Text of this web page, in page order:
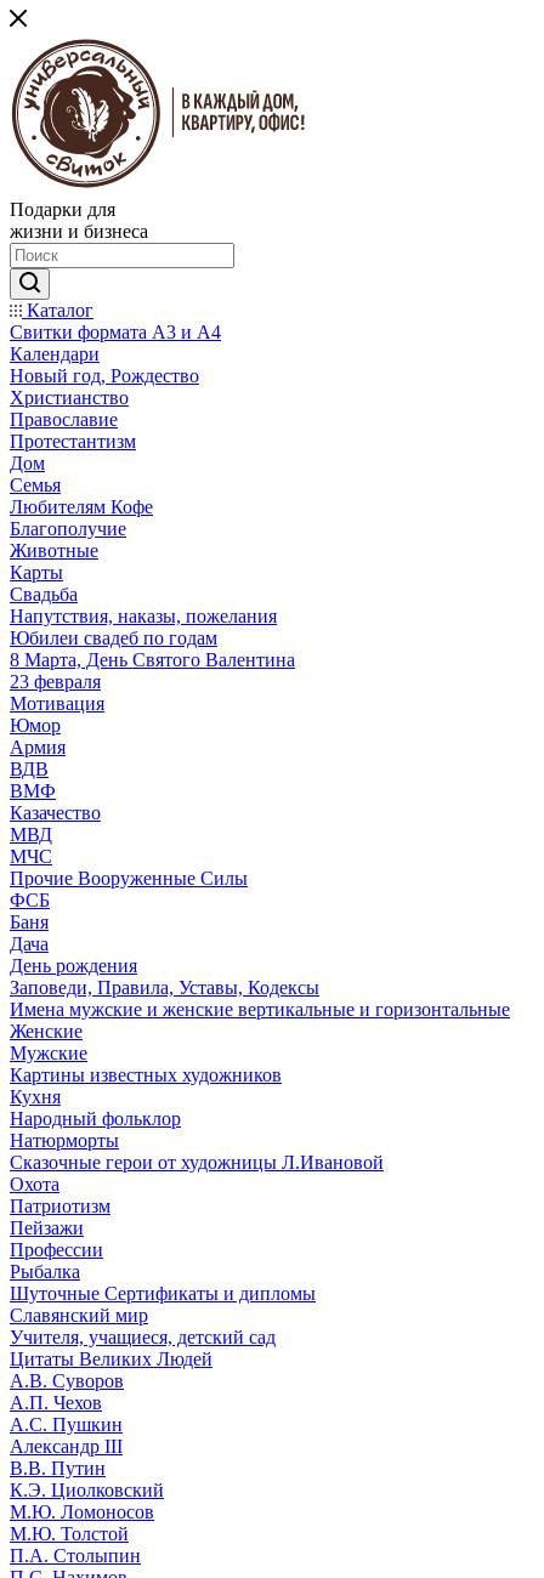
Подарки для
жизни и бизнеса
Каталог
Свитки формата А3 и А4
Календари
Новый год, Рождество
Христианство
Православие
Протестантизм
Дом
Семья
Любителям Кофе
Благополучие
Животные
Карты
Свадьба
Напутствия, наказы, пожелания
Юбилеи свадеб по годам
8 Марта, День Святого Валентина
23 февраля
Мотивация
Юмор
Армия
ВДВ
ВМФ
Казачество
МВД
МЧС
Прочие Вооруженные Силы
ФСБ
Баня
Дача
День рождения
Заповеди, Правила, Уставы, Кодексы
Имена мужские и женские вертикальные и горизонтальные
Женские
Мужские
Картины известных художников
Кухня
Народный фольклор
Натюрморты
Сказочные герои от художницы Л.Ивановой
Охота
Патриотизм
Пейзажи
Профессии
Рыбалка
Шуточные Сертификаты и дипломы
Славянский мир
Учителя, учащиеся, детский сад
Цитаты Великих Людей
А.В. Суворов
А.П. Чехов
А.С. Пушкин
Александр III
В.В. Путин
К.Э. Циолковский
М.Ю. Ломоносов
М.Ю. Толстой
П.А. Столыпин